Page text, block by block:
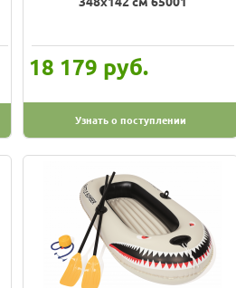
18 179 руб.
Узнать о поступлении